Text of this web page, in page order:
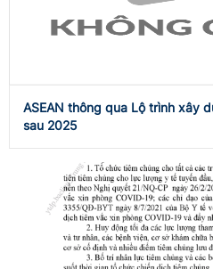
ASEAN thông qua Lộ trình xây
sau 2025